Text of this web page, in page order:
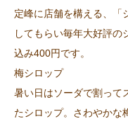
定峰に店舗を構える、「
してもらい毎年大好評の
込み400円です。
梅シロップ
暑い日はソーダで割って
たシロップ。さわやかな